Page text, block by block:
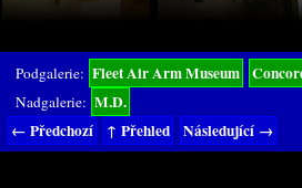
Podgalerie: Fleet Air Arm Museum
Nadgalerie: M.D.
← Předchozí
↑ Přehled Následující →